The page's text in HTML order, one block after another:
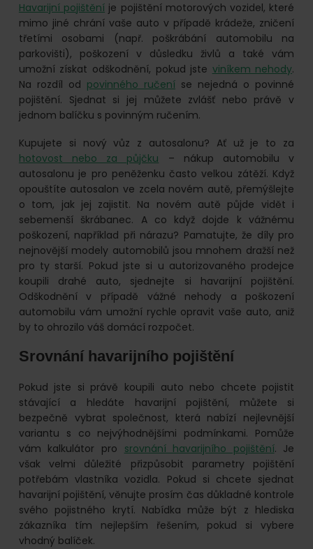
Havarijní pojištění je pojištění motorových vozidel, které
mimo jiné chrání vaše auto v případě krádeže, zničení
třetími osobami (např. poškrábání automobilu na
parkovišti), poškození v důsledku živlů a také vám
umožní získat odškodnění, pokud jste viníkem nehody.
Na rozdíl od povinného ručení se nejedná o povinné
pojištění. Sjednat si jej můžete zvlášť nebo právě v
jednom balíčku s povinným ručením.
Kupujete si nový vůz z autosalonu? Ať už je to za
hotovost nebo za půjčku – nákup automobilu v
autosalonu je pro peněženku často velkou zátěží. Když
opouštíte autosalon ve zcela novém autě, přemýšlejte
o tom, jak jej zajistit. Na novém autě půjde vidět i
sebemenší škrábanec. A co když dojde k vážnému
poškození, například při nárazu? Pamatujte, že díly pro
nejnovější modely automobilů jsou mnohem dražší než
pro ty starší. Pokud jste si u autorizovaného prodejce
koupili drahé auto, sjednejte si havarijní pojištění.
Odškodnění v případě vážné nehody a poškození
automobilu vám umožní rychle opravit vaše auto, aniž
by to ohrozilo váš domácí rozpočet.
Srovnání havarijního pojištění
Pokud jste si právě koupili auto nebo chcete pojistit
stávající a hledáte havarijní pojištění, můžete si
bezpečně vybrat společnost, která nabízí nejlevnější
variantu s co nejvýhodnějšími podmínkami. Pomůže
vám kalkulátor pro srovnání havarijního pojištění. Je
však velmi důležité přizpůsobit parametry pojištění
potřebám vlastníka vozidla. Pokud si chcete sjednat
havarijní pojištění, věnujte prosím čas důkladné kontrole
svého pojistného krytí. Nabídka může být z hlediska
zákazníka tím nejlepším řešením, pokud si vybere
vhodný balíček.